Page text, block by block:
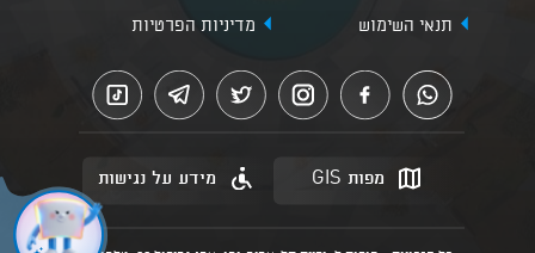
תנאי השימוש
מדיניות הפרטיות
מפות GIS מידע על נגישות